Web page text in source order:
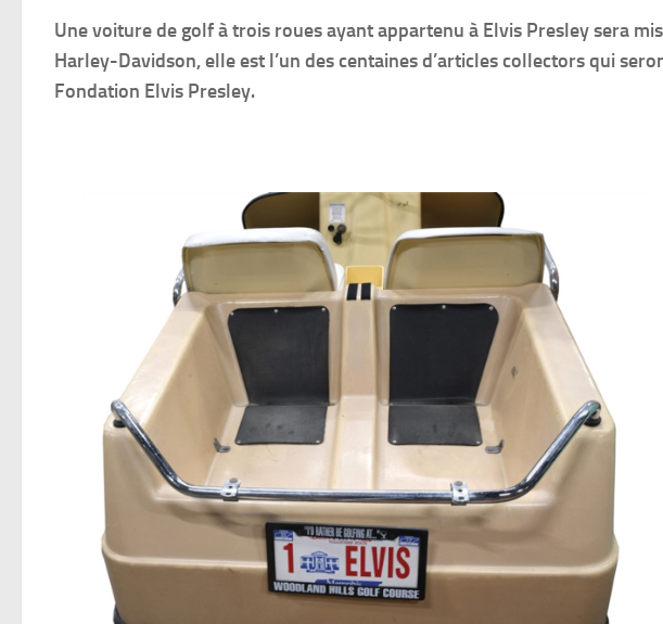
Une voiture de golf à trois roues ayant appartenu à Elvis Presley sera
Harley-Davidson, elle est l’un des centaines d’articles collectors qui
Fondation Elvis Presley.